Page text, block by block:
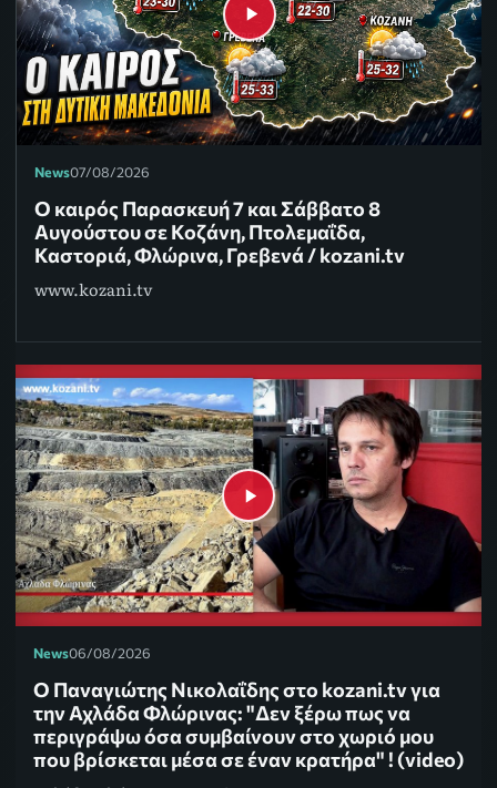
News07/08/2026
Ο καιρός Παρασκευή 7 και Σάββατο 8
Αυγούστου σε Κοζάνη, Πτολεμαΐδα,
Καστοριά, Φλώρινα, Γρεβενά / kozani.tv
www.kozani.tv
News06/08/2026
Ο Παναγιώτης Νικολαΐδης στο kozani.tv για
την Αχλάδα Φλώρινας: "Δεν ξέρω πως να
περιγράψω όσα συμβαίνουν στο χωριό μου
που βρίσκεται μέσα σε έναν κρατήρα" ! (video)